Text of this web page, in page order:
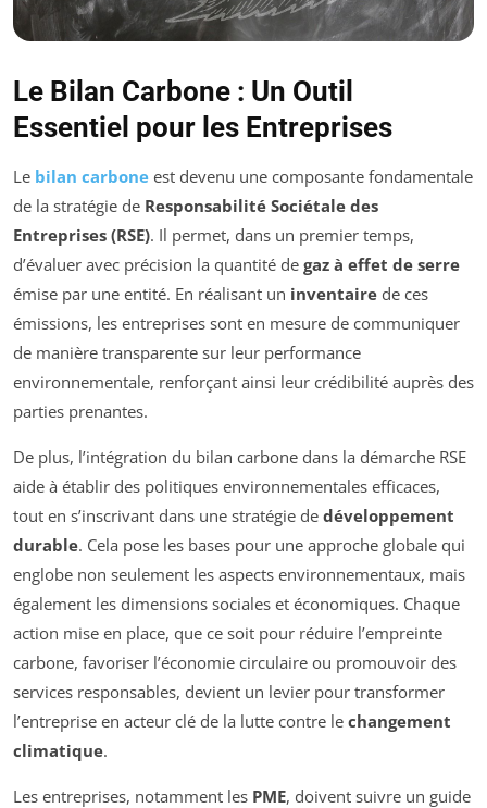
Le Bilan Carbone : Un Outil
Essentiel pour les Entreprises
Le bilan carbone est devenu une composante fondamentale
de la stratégie de Responsabilité Sociétale des
Entreprises (RSE). Il permet, dans un premier temps,
d’évaluer avec précision la quantité de gaz à effet de serre
émise par une entité. En réalisant un inventaire de ces
émissions, les entreprises sont en mesure de communiquer
de manière transparente sur leur performance
environnementale, renforçant ainsi leur crédibilité auprès des
parties prenantes.
De plus, l’intégration du bilan carbone dans la démarche RSE
aide à établir des politiques environnementales efficaces,
tout en s’inscrivant dans une stratégie de développement
durable. Cela pose les bases pour une approche globale qui
englobe non seulement les aspects environnementaux, mais
également les dimensions sociales et économiques. Chaque
action mise en place, que ce soit pour réduire l’empreinte
carbone, favoriser l’économie circulaire ou promouvoir des
services responsables, devient un levier pour transformer
l’entreprise en acteur clé de la lutte contre le changement
climatique.
Les entreprises, notamment les PME, doivent suivre un guide